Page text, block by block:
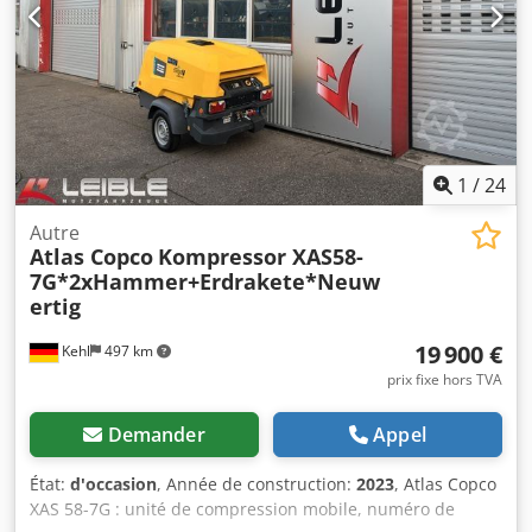
1 /24
Kehl 497 km
Autre
Atlas Copco Kompressor XAS58-
7G*2xHammer+Erdrakete*Neuw
ertig
19 900 €
prix fixe hors TVA
Demander Appel
État: d'occasion, Année de construction: 2023, Atlas Copco
XAS 58-7G : unité de compression mobile, numéro de